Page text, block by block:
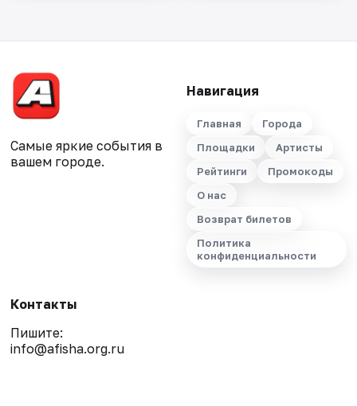
Самые яркие события в
вашем городе.
Навигация
Главная
Города
Площадки
Артисты
Рейтинги
Промокоды
О нас
Возврат билетов
Политика
конфиденциальности
Контакты
Пишите:
info@afisha.org.ru